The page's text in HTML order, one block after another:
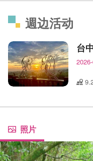
週边活动
照片